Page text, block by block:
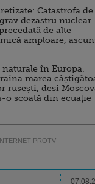
Catastrofa de
dezastru nuclear
de alte
amploare,
în Europa.
marea
rusești, deși
o scoată din ecuație
PROTV